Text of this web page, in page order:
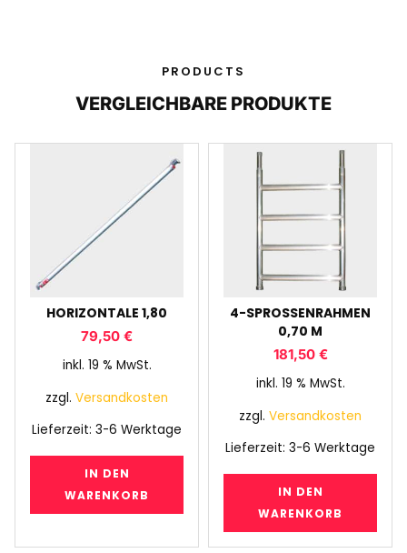
PRODUCTS
VERGLEICHBARE PRODUKTE
HORIZONTALE 1,80
79,50 €
inkl. 19 % MwSt.
zzgl. Versandkosten
Lieferzeit: 3-6 Werktage
IN DEN
WARENKORB
4-SPROSSENRAHMEN
0,70 M
181,50 €
inkl. 19 % MwSt.
zzgl. Versandkosten
Lieferzeit: 3-6 Werktage
IN DEN
WARENKORB